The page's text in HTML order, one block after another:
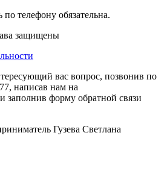
телефону обязательна.
защищены
вас вопрос, позвонив по
написав нам на
заполнив форму обратной связи
Гузева Светлана